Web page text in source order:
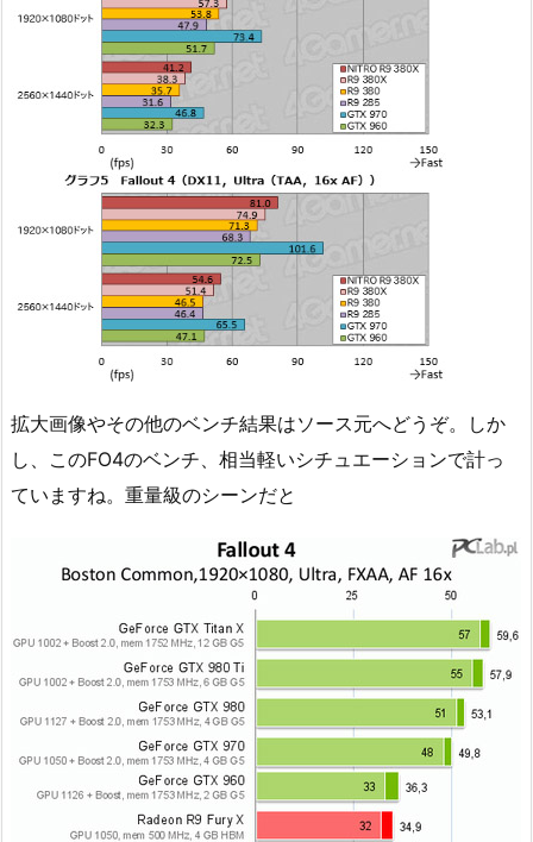
拡大画像やその他のベンチ結果はソース元へどうぞ。しか
し、このFO4のベンチ、相当軽いシチュエーションで計っ
ていますね。重量級のシーンだと